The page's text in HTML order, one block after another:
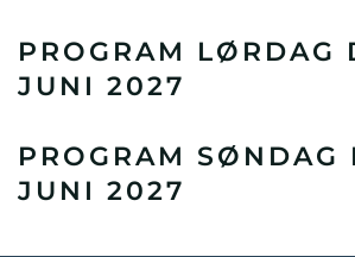
PROGRAM LØRDAG
JUNI 2027
PROGRAM SØNDAG
JUNI 2027